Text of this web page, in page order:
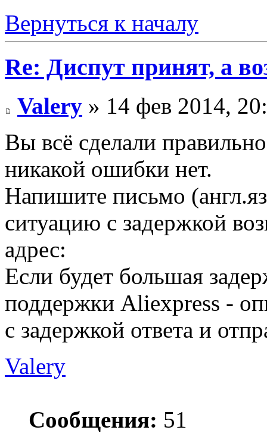
Вернуться к началу
Re: Диспут принят, а
Valery » 14 фев 2014,
Вы всё сделали
никакой ошибки нет.
Напишите письмо
ситуацию с задержкой
адрес:
Если будет большая
поддержки Аliexpress -
с задержкой ответа и
Valery
Сообщения: 51